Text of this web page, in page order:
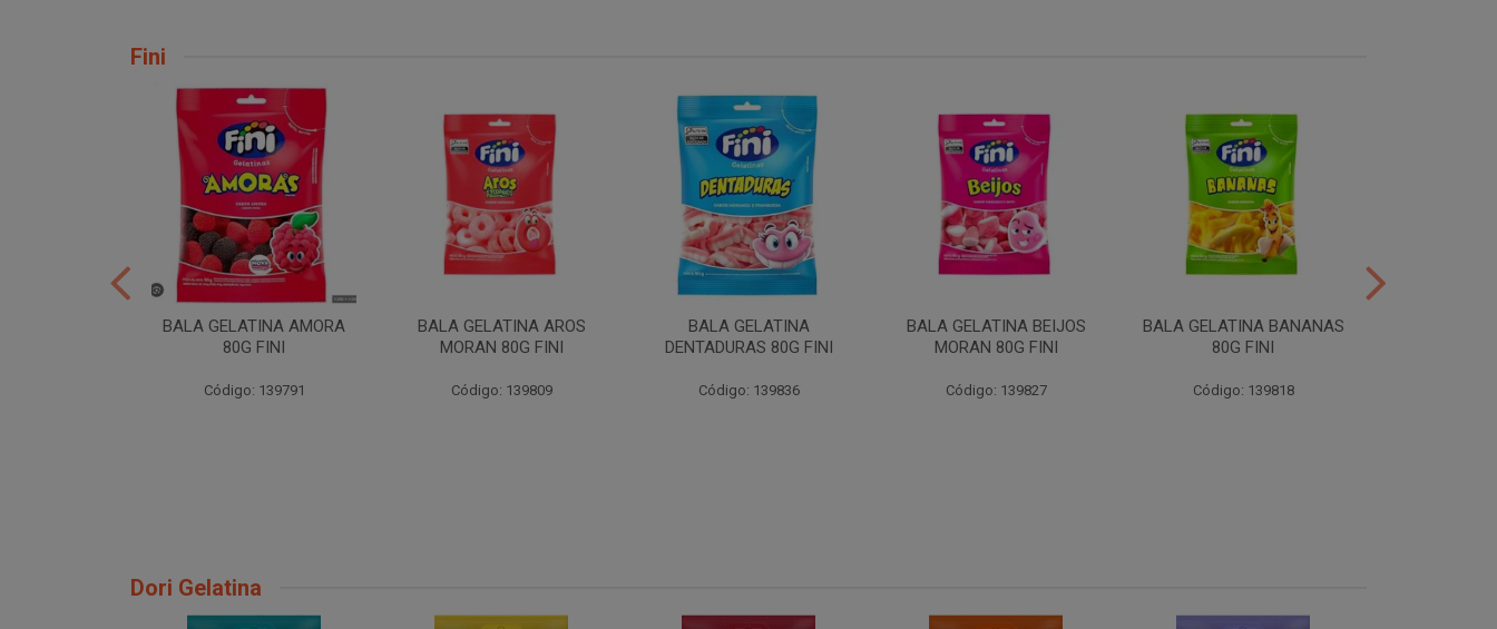
Fini
BALA GELATINA AMORA
80G FINI
Código: 139791
BALA GELATINA AROS
MORAN 80G FINI
Código: 139809
BALA GELATINA
DENTADURAS 80G FINI
Código: 139836
BALA GELATINA BEIJOS
MORAN 80G FINI
Código: 139827
BALA GELATINA BANANAS
80G FINI
Código: 139818
Dori Gelatina